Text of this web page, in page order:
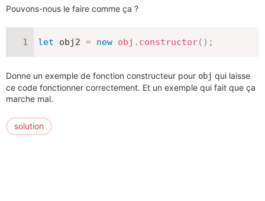
Pouvons-nous le faire comme ça ?
let obj2 = new obj . constructor( ) ;
Donne un exemple de fonction constructeur pour obj qui laisse
ce code fonctionner correctement. Et un exemple qui fait que ça
marche mal.
solution